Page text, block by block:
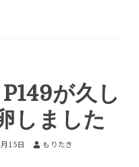
が久し
しました
15日 もりたき